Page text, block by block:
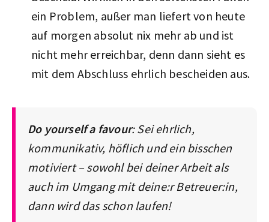
ein Problem, außer man liefert von heute
auf morgen absolut nix mehr ab und ist
nicht mehr erreichbar, denn dann sieht es
mit dem Abschluss ehrlich bescheiden aus.
Do yourself a favour: Sei ehrlich,
kommunikativ, höflich und ein bisschen
motiviert – sowohl bei deiner Arbeit als
auch im Umgang mit deine:r Betreuer:in,
dann wird das schon laufen!